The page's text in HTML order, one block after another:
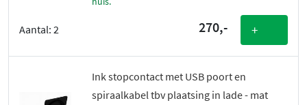
Aantal: 2 270,- +
Ink stopcontact met USB poort en
spiraalkabel tbv plaatsing in lade - mat